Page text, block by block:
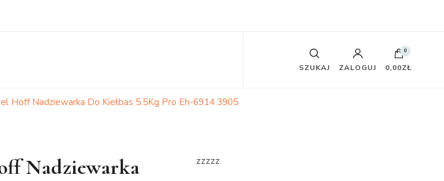
SZUKAJ ZALOGUJ
0
0,00ZŁ
Hoff Nadziewarka Do Kiełbas 5.5Kg Pro Eh-6914 3905
Nadziewarka
zzzzz